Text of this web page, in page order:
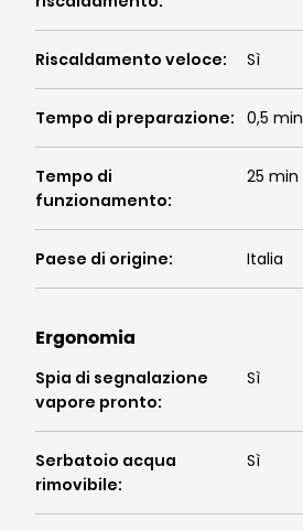
Riscaldamento veloce: Sì
Tempo di preparazione: 0,5 min
Tempo di
funzionamento:
25 min
Paese di origine: Italia
Ergonomia
Spia di segnalazione
vapore pronto:
Sì
Serbatoio acqua
rimovibile:
Sì